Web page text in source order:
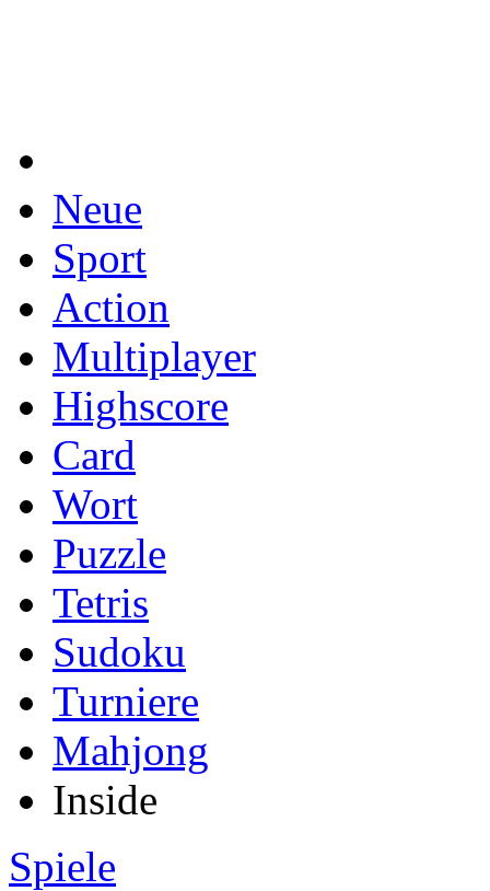
Neue
Sport
Action
Multiplayer
Highscore
Card
Wort
Puzzle
Tetris
Sudoku
Turniere
Mahjong
Inside
Spiele